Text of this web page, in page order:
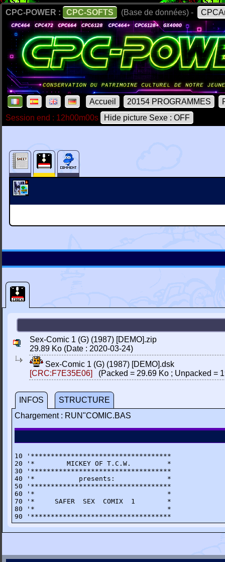
CPC-POWER : CPC-SOFTS (Base de données) -
Accueil 20154 PROGRAMMES
Session end : 12h00m00s
Hide picture Sexe : OFF
Sex-Comic 1 (G) (1987) [DEMO].zip
29.89 Ko (Date : 2020-03-24)
Sex-Comic 1 (G) (1987) [DEMO].dsk
[CRC:F7E35E06]
(Packed = 29.69 Ko ; Unpacked =
INFOS
STRUCTURE
Chargement : RUN"COMIC.BAS
10 '***********************************
20 '*        MICKEY OF T.C.W.         *
30 '***********************************
40 '*           presents:             *
50 '***********************************
60 '*                                 *
70 '*     SAFER  SEX  COMIX  1        *
80 '*                                 *
90 '***********************************